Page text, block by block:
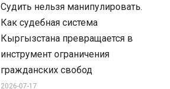
Судить нельзя манипулировать.
Как судебная система
Кыргызстана превращается в
инструмент ограничения
гражданских свобод
2026-07-17